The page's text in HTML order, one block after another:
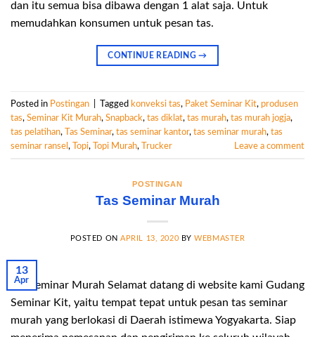
dan itu semua bisa dibawa dengan 1 alat saja. Untuk
memudahkan konsumen untuk pesan tas.
CONTINUE READING→
Posted in Postingan Tagged konveksi tas, Paket Seminar Kit, produsen
tas, Seminar Kit Murah, Snapback, tas diklat, tas murah, tas murah jogja,
tas pelatihan, Tas Seminar, tas seminar kantor, tas seminar murah, tas
seminar ransel , Topi, Topi Murah, Trucker Leave a comment
POSTINGAN
Tas Seminar Murah
POSTED ONAPRIL 13, 2020 BYWEBMASTER
13
Apr
Tas Seminar Murah Selamat datang di website kami Gudang
Seminar Kit, yaitu tempat tepat untuk pesan tas seminar
murah yang berlokasi di Daerah istimewa Yogyakarta. Siap